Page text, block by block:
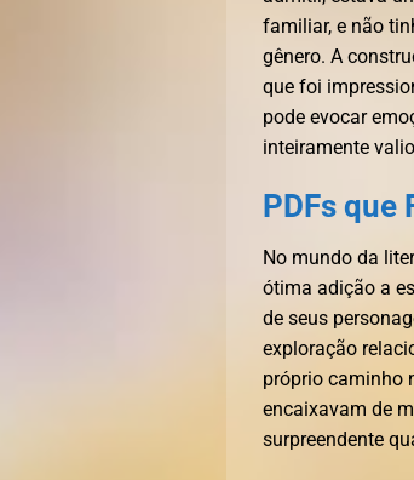
familiar, e não
gênero. A
que foi
pode evocar
inteiramente
PDFs que
No mundo da
ótima adição a
de seus
exploração
próprio caminho
encaixavam de
surpreendente